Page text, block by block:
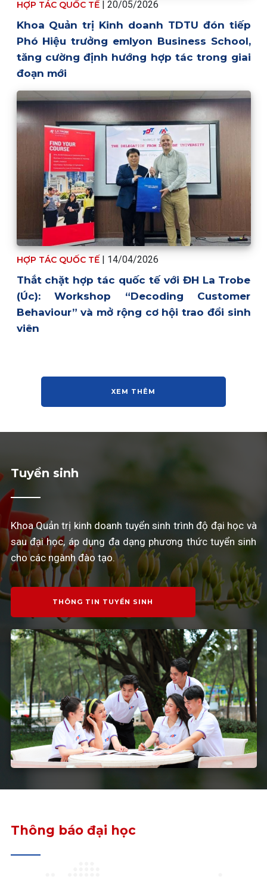
HỢP TÁC QUỐC TẾ | 20/05/2026
Khoa Quản trị Kinh doanh TDTU đón tiếp
Phó Hiệu trưởng emlyon Business School,
tăng cường định hướng hợp tác trong giai
đoạn mới
HỢP TÁC QUỐC TẾ 14/04/2026
Thắt chặt hợp tác quốc tế với ĐH La Trobe
(Úc): Workshop “Decoding Customer
Behaviour” và mở rộng cơ hội trao đổi sinh
viên
XEM THÊM
Tuyển sinh
Khoa Quản trị kinh doanh tuyển sinh trình độ đại học và
sau đại học, áp dụng đa dạng phương thức tuyển sinh
cho các ngành đào tạo.
THÔNG TIN TUYỂN SINH
Thông báo đại học